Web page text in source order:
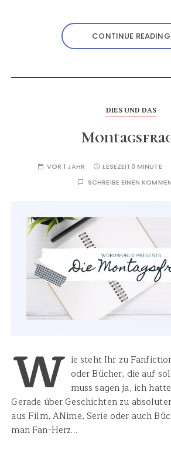
CONTINUE READING
DIES UND DAS
VOR 1 JAHR LESEZEIT0 MINUTE
SCHREIBE EINEN
W ie steht Ihr zu
oder Bücher, die auf
muss sagen ja, ich
Gerade über Geschichten zu
aus Film, ANime, Serie oder auch
man Fan-Herz…